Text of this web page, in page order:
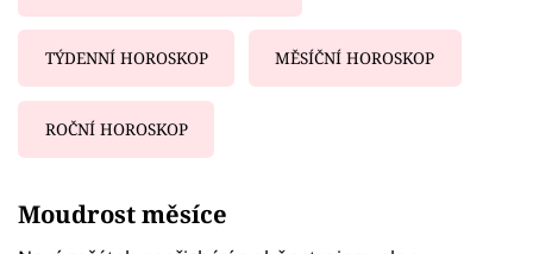
TÝDENNÍ HOROSKOP MĚSÍČNÍ HOROSKOP
ROČNÍ HOROSKOP
Moudrost měsíce